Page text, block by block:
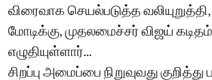
விரைவாக செயல்படுத்த வலியுறுத்தி,
மோடிக்கு, முதலமைச்சர் விஜய் கடிதம்
எழுதியுள்ளார்...
சிறப்பு அமைப்பை நிறுவுவது குறித்து